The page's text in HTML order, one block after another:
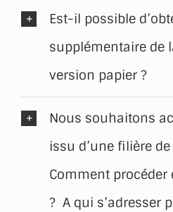
Est-il possible
supplémentaire de
version papier ?
Nous souhaitons
issu d’une filière
Comment procéder
? A qui s’adresser